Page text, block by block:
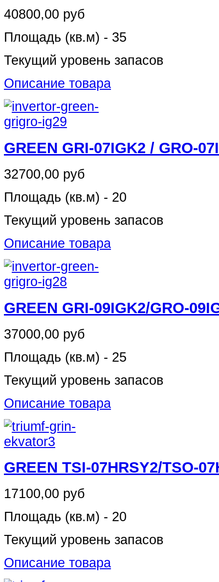
40800,00 руб
Площадь (кв.м) - 35
Текущий уровень запасов
Описание товара
GREEN GRI-07IGK2 / GRO-
32700,00 руб
Площадь (кв.м) - 20
Текущий уровень запасов
Описание товара
GREEN GRI-09IGK2/GRO-
37000,00 руб
Площадь (кв.м) - 25
Текущий уровень запасов
Описание товара
GREEN TSI-07HRSY2/TSO-
17100,00 руб
Площадь (кв.м) - 20
Текущий уровень запасов
Описание товара